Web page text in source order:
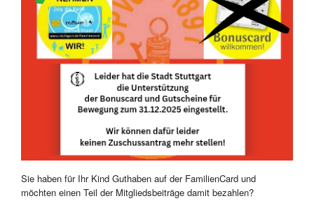
Sie haben für Ihr Kind Guthaben auf der FamilienCard und
möchten einen Teil der Mitgliedsbeiträge damit bezahlen?